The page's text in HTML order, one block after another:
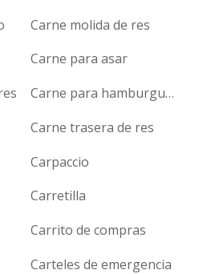
Carne molida de res
Carne para asar
Carne para hamburguesa
Carne trasera de res
Carpaccio
Carretilla
Carrito de compras
Carteles de emergencia